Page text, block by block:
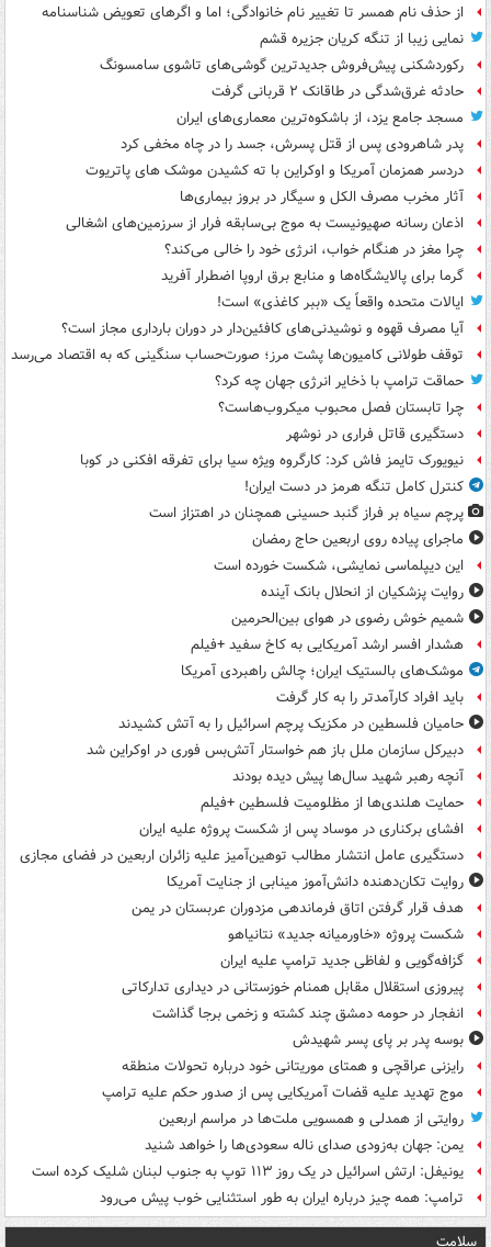
از حذف نام همسر تا تغییر نام خانوادگی؛ اما و اگرهای تعویض شناسنامه
نمایی زیبا از تنگه کریان جزیره قشم
رکوردشکنی پیش‌فروش جدیدترین گوشی‌های تاشوی سامسونگ
حادثه غرق‌شدگی در طاقانک ۲ قربانی گرفت
مسجد جامع یزد، از باشکوه‌ترین معماری‌های ایران
پدر شاهرودی پس از قتل پسرش، جسد را در چاه مخفی کرد
دردسر همزمان آمریکا و اوکراین با ته کشیدن موشک های پاتریوت
آثار مخرب مصرف الکل و سیگار در بروز بیماری‌ها
اذعان رسانه صهیونیست به موج بی‌سابقه فرار از سرزمین‌های اشغالی
چرا مغز در هنگام خواب، انرژی خود را خالی می‌کند؟
گرما برای پالایشگاه‌ها و منابع برق اروپا اضطرار آفرید
ایالات متحده واقعاً یک «ببر کاغذی» است!
آیا مصرف قهوه و نوشیدنی‌های کافئین‌دار در دوران بارداری مجاز است؟
توقف طولانی کامیون‌ها پشت مرز؛ صورت‌حساب سنگینی که به اقتصاد می‌رسد
حماقت ترامپ با ذخایر انرژی جهان چه کرد؟
چرا تابستان فصل محبوب میکروب‌هاست؟
دستگیری قاتل فراری در نوشهر
نیویورک تایمز فاش کرد: کارگروه ویژه سیا برای تفرقه افکنی در کوبا
کنترل کامل تنگه هرمز در دست ایران!
پرچم سیاه بر فراز گنبد حسینی همچنان در اهتزاز است
ماجرای پیاده روی اربعین حاج رمضان
این دیپلماسی نمایشی، شکست خورده است
روایت پزشکیان از انحلال بانک آینده
شمیم خوش رضوی در هوای بین‌الحرمین
هشدار افسر ارشد آمریکایی به کاخ سفید +فیلم
موشک‌های بالستیک ایران؛ چالش راهبردی آمریکا
باید افراد کارآمدتر را به کار گرفت
حامیان فلسطین در مکزیک پرچم اسرائیل را به آتش کشیدند
دبیرکل سازمان ملل باز هم خواستار آتش‌بس فوری در اوکراین شد
آنچه رهبر شهید سال‌ها پیش دیده بودند
حمایت هلندی‌ها از مظلومیت فلسطین +فیلم
افشای برکناری در موساد پس از شکست پروژه علیه ایران
دستگیری عامل انتشار مطالب توهین‌آمیز علیه زائران اربعین در فضای مجازی
روایت تکان‌دهنده دانش‌آموز مینابی از جنایت آمریکا
هدف قرار گرفتن اتاق‌ فرماندهی مزدوران عربستان در یمن
شکست پروژه «خاورمیانه جدید» نتانیاهو
گزافه‌گویی و لفاظی جدید ترامپ علیه ایران
پیروزی استقلال مقابل همنام خوزستانی در دیداری تدارکاتی
انفجار در حومه دمشق چند کشته و زخمی برجا گذاشت
بوسه‌ پدر بر پای پسر شهیدش
رایزنی عراقچی و همتای موریتانی خود درباره تحولات منطقه
موج تهدید علیه قضات آمریکایی پس از صدور حکم علیه ترامپ
روایتی از همدلی و همسویی ملت‌ها در مراسم اربعین
یمن: جهان به‌زودی صدای ناله سعودی‌ها را خواهد شنید
یونیفل: ارتش اسرائیل در یک روز ۱۱۳ توپ به جنوب لبنان شلیک کرده است
ترامپ: همه چیز درباره ایران به طور استثنایی خوب پیش می‌رود
سلامت